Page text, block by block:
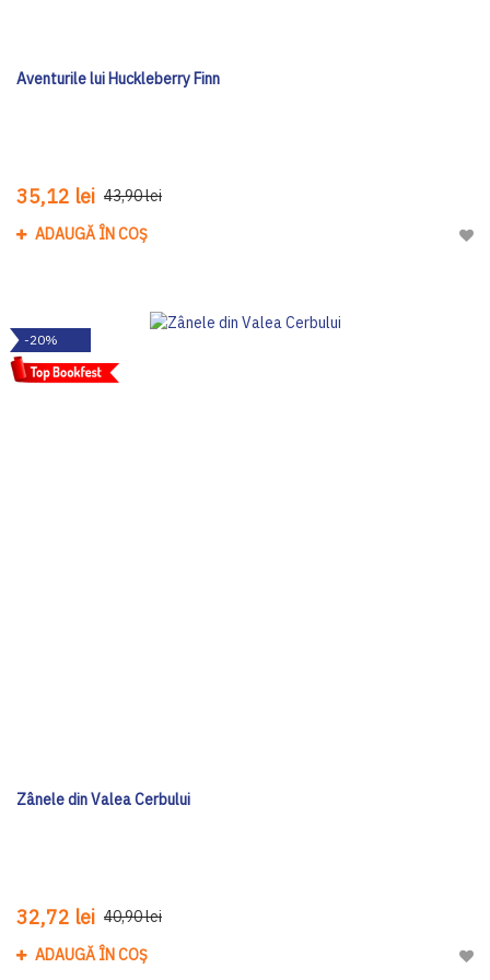
Aventurile lui Huckleberry Finn
35,12 lei 43,90 lei
ADAUGĂ ÎN COȘ
-20%
Zânele din Valea Cerbului
32,72 lei 40,90 lei
ADAUGĂ ÎN COȘ